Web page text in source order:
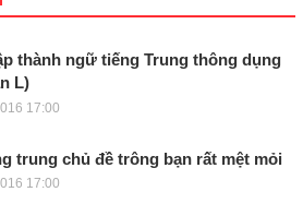
thành ngữ tiếng Trung thông dụng
L)
17:00
trung chủ đề trông bạn rất mệt mỏi
17:00